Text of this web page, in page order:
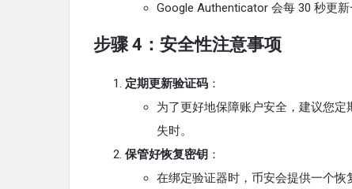
Google Authenticator 会每 30 秒更
步骤 4：安全性注意事项
定期更新验证码 ：
为了更好地保障账户安全，建议您
失时。
保管好恢复密钥 ：
在绑定验证器时，币安会提供一个